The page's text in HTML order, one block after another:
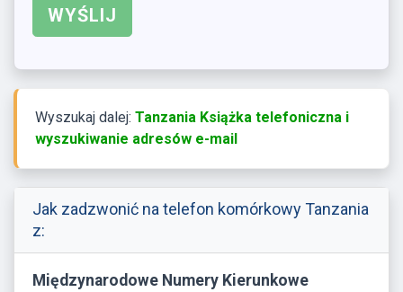
Wyszukaj dalej: Tanzania Książka telefoniczna i
wyszukiwanie adresów e-mail
Jak zadzwonić na telefon komórkowy Tanzania
z:
Międzynarodowe Numery Kierunkowe